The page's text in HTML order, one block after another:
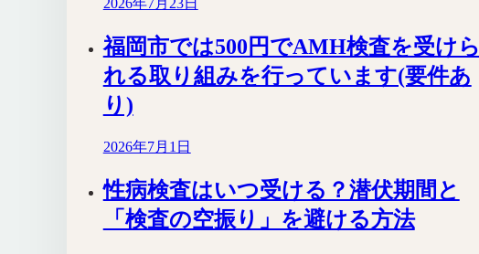
2026年7月23日
福岡市では500円でAMH検査を受けら
れる取り組みを行っています(要件あ
り)
2026年7月1日
性病検査はいつ受ける？潜伏期間と
「検査の空振り」を避ける方法